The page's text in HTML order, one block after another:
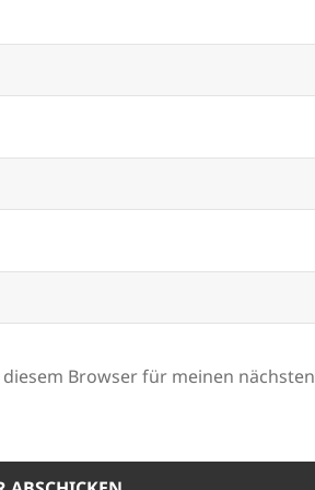
Browser für meinen nächsten